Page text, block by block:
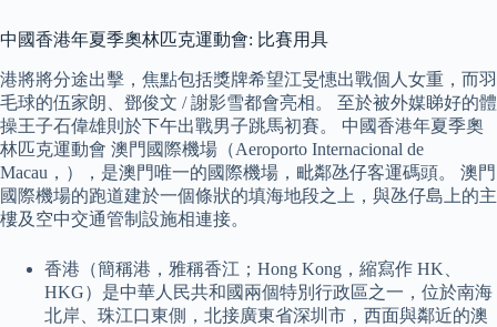
中國香港年夏季奧林匹克運動會: 比賽用具
港將將分途出擊，焦點包括獎牌希望江旻憓出戰個人女重，而羽
毛球的伍家朗、鄧俊文 / 謝影雪都會亮相。 至於被外媒睇好的體
操王子石偉雄則於下午出戰男子跳馬初賽。 中國香港年夏季奧
林匹克運動會 澳門國際機場（Aeroporto Internacional de
Macau，），是澳門唯一的國際機場，毗鄰氹仔客運碼頭。 澳門
國際機場的跑道建於一個條狀的填海地段之上，與氹仔島上的主
樓及空中交通管制設施相連接。
香港（簡稱港，雅稱香江；Hong Kong，縮寫作 HK、
HKG）是中華人民共和國兩個特別行政區之一，位於南海
北岸、珠江口東側，北接廣東省深圳市，西面與鄰近的澳